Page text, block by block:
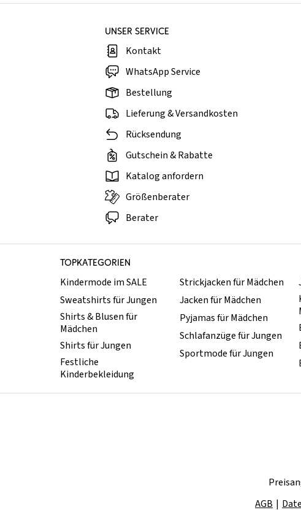
UNSER SERVICE
Kontakt
WhatsApp Service
Bestellung
Lieferung & Versandkosten
Rücksendung
Gutschein & Rabatte
Katalog anfordern
Größenberater
Berater
TOPKATEGORIEN
Kindermode im SALE
Sweatshirts für Jungen
Shirts & Blusen für
Mädchen
Shirts für Jungen
Festliche
Kinderbekleidung
Strickjacken für Mädchen
Jacken für Mädchen
Pyjamas für Mädchen
Schlafanzüge für Jungen
Sportmode für Jungen
AGB